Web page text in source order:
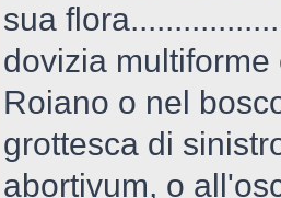
sua
dovizia
Roiano o nel
grottesca di
abortivum, o